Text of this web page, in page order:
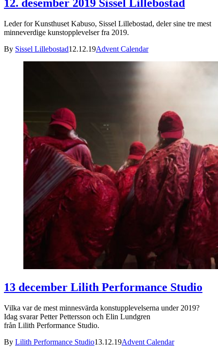
12. desember 2019 Sissel Lillebostad
Leder for Kunsthuset Kabuso, Sissel Lillebostad, deler sine tre mest
minneverdige kunstopplevelser fra 2019.
By Sissel Lillebostad12.12.19Advent Calendar
13 december Lilith Performance Studio
Vilka var de mest minnesvärda konstupplevelserna under 2019?
Idag svarar Petter Pettersson och Elin Lundgren
från Lilith Performance Studio.
By Lilith Performance Studio13.12.19Advent Calendar